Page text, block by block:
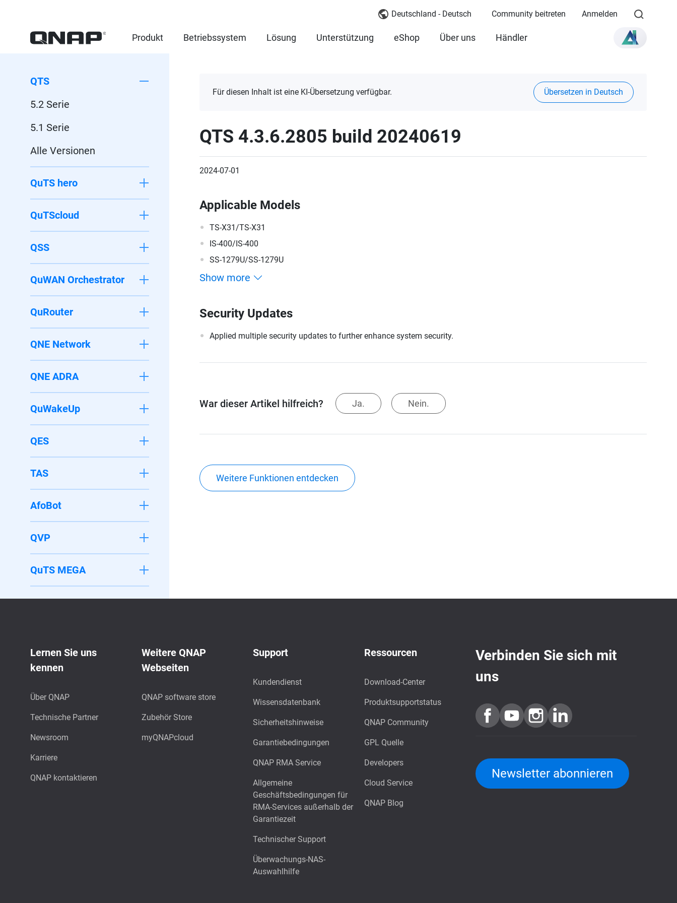
Deutschland - Deutsch Community beitreten Anmelden
Produkt Betriebssystem Lösung Unterstützung eShop Über uns Händler
QTS
5.2 Serie
5.1 Serie
Alle Versionen
QuTS hero
QuTScloud
QSS
QuWAN Orchestrator
QuRouter
QNE Network
QNE ADRA
QuWakeUp
QES
TAS
AfoBot
QVP
QuTS MEGA
Für diesen Inhalt ist eine KI-Übersetzung verfügbar. Übersetzen in Deutsch
QTS 4.3.6.2805 build 20240619
2024-07-01
Applicable Models
TS-X31/TS-X31
IS-400/IS-400
SS-1279U/SS-1279U
Show more
Security Updates
Applied multiple security updates to further enhance system security.
War dieser Artikel hilfreich? Ja. Nein.
Weitere Funktionen entdecken
Lernen Sie uns
kennen
Über QNAP
Technische Partner
Newsroom
Karriere
QNAP kontaktieren
Weitere QNAP
Webseiten
QNAP software store
Zubehör Store
myQNAPcloud
Support
Kundendienst
Wissensdatenbank
Sicherheitshinweise
Garantiebedingungen
QNAP RMA Service
Allgemeine
Geschäftsbedingungen für
RMA-Services außerhalb der
Garantiezeit
Technischer Support
Überwachungs-NAS-
Auswahlhilfe
Ressourcen
Download-Center
Produktsupportstatus
QNAP Community
GPL Quelle
Developers
Cloud Service
QNAP Blog
Verbinden Sie sich mit
uns
Newsletter abonnieren